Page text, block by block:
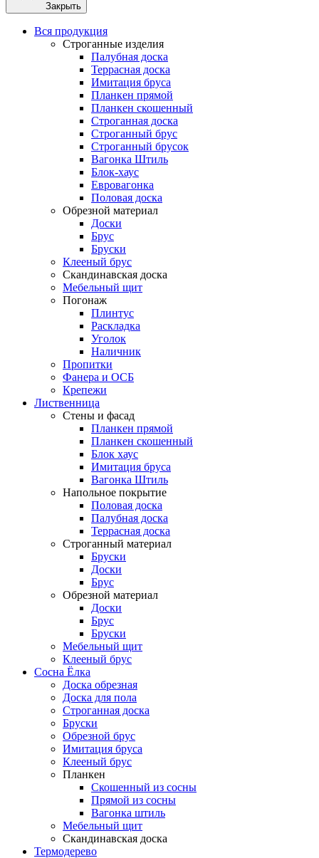
Закрыть
Вся продукция
Строганные изделия
Палубная доска
Террасная доска
Имитация бруса
Планкен прямой
Планкен скошенный
Строганная доска
Строганный брус
Строганный брусок
Вагонка Штиль
Блок-хаус
Евровагонка
Половая доска
Обрезной материал
Доски
Брус
Бруски
Клееный брус
Скандинавская доска
Мебельный щит
Погонаж
Плинтус
Раскладка
Уголок
Наличник
Пропитки
Фанера и ОСБ
Крепежи
Лиственница
Стены и фасад
Планкен прямой
Планкен скошенный
Блок хаус
Имитация бруса
Вагонка Штиль
Напольное покрытие
Половая доска
Палубная доска
Террасная доска
Строганный материал
Бруски
Доски
Брус
Обрезной материал
Доски
Брус
Бруски
Мебельный щит
Клееный брус
Сосна Ёлка
Доска обрезная
Доска для пола
Строганная доска
Бруски
Обрезной брус
Имитация бруса
Клееный брус
Планкен
Скошенный из сосны
Прямой из сосны
Вагонка штиль
Мебельный щит
Скандинавская доска
Термодерево